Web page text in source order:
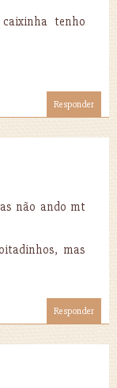
tenho
Responder
não ando mt
mas
Responder